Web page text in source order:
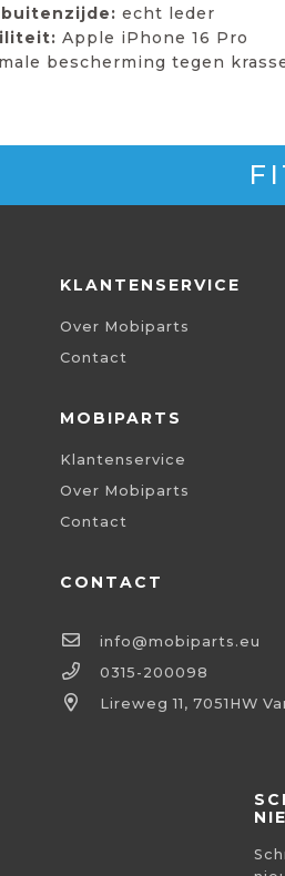
echt leder
Apple iPhone 16 Pro
bescherming tegen
KLANTENSERVICE
Over Mobiparts
Contact
MOBIPARTS
Klantenservice
Over Mobiparts
Contact
CONTACT
info@mobiparts.eu
0315-200098
Lireweg 11, 7051HW